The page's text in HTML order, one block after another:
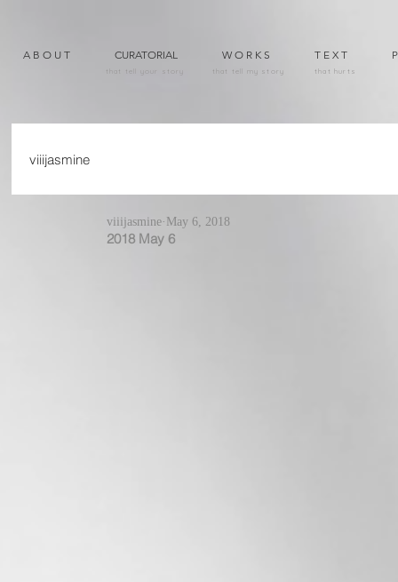
A B O U T CURATORIAL W O R K S T E X T
that tell your story that tell my story that hurts
viiijasmine
2018 May 6
viiijasmine May 6, 2018